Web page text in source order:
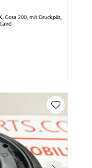
Cosa 200, mit Druckpilz,